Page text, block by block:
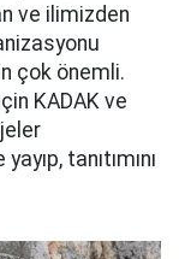
ve ilimizden
çok önemli.
KADAK ve
tanıtımını